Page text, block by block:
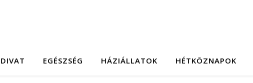
DIVAT EGÉSZSÉG HÁZIÁLLATOK HÉTKÖZNAPOK